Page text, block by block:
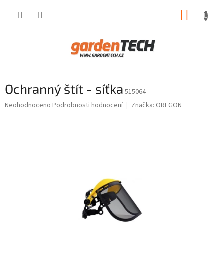
Ochranný štít - síťka 515064
Průměrné
Neohodnoceno Podrobnosti hodnocení Značka: OREGON